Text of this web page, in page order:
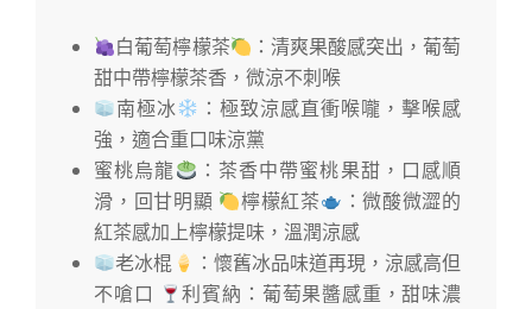
白葡萄檸檬茶
：清爽果酸感突出，葡萄
甜中帶檸檬茶香，微涼不刺喉
南極冰
：極致涼感直衝喉嚨，擊喉感
強，適合重口味涼黨
蜜桃烏龍
：茶香中帶蜜桃果甜，口感順
滑，回甘明顯
檸檬紅茶
：微酸微澀的
紅茶感加上檸檬提味，溫潤涼感
老冰棍
：懷舊冰品味道再現，涼感高但
不嗆口
利賓納：葡萄果醬感重，甜味濃